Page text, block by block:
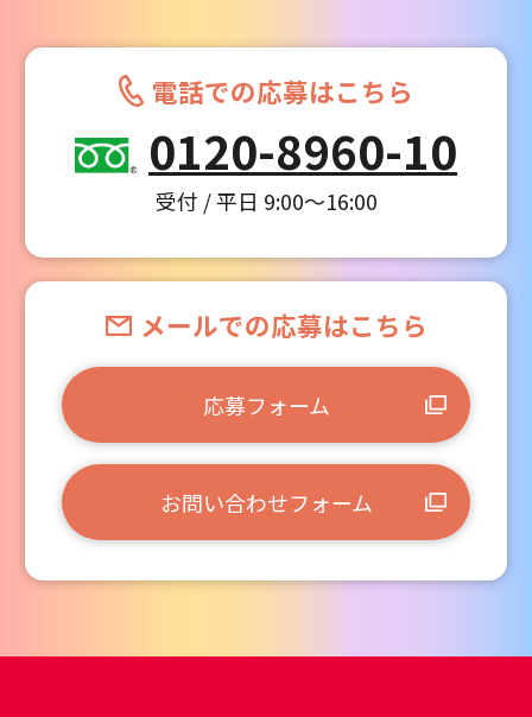
電話での応募はこちら
0120-8960-10
受付 / 平日 9:00～16:00
メールでの応募はこちら
応募フォーム
お問い合わせフォーム